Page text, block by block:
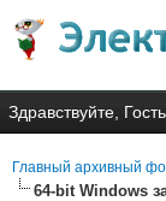
Здравствуйте,
Главный архивный
64-bit Windows